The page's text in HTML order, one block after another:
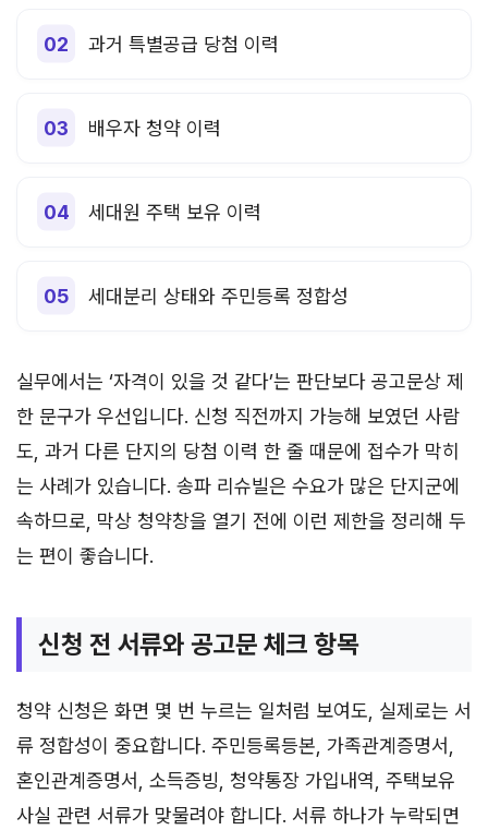
과거 특별공급 당첨 이력
배우자 청약 이력
세대원 주택 보유 이력
세대분리 상태와 주민등록 정합성
실무에서는 ‘자격이 있을 것 같다’는 판단보다 공고문상 제
한 문구가 우선입니다. 신청 직전까지 가능해 보였던 사람
도, 과거 다른 단지의 당첨 이력 한 줄 때문에 접수가 막히
는 사례가 있습니다. 송파 리슈빌은 수요가 많은 단지군에
속하므로, 막상 청약창을 열기 전에 이런 제한을 정리해 두
는 편이 좋습니다.
신청 전 서류와 공고문 체크 항목
청약 신청은 화면 몇 번 누르는 일처럼 보여도, 실제로는 서
류 정합성이 중요합니다. 주민등록등본, 가족관계증명서,
혼인관계증명서, 소득증빙, 청약통장 가입내역, 주택보유
사실 관련 서류가 맞물려야 합니다. 서류 하나가 누락되면